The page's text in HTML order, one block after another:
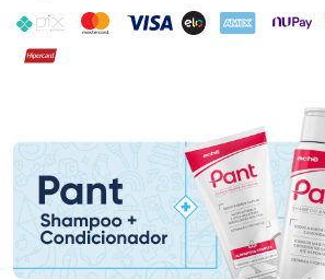
PIX MasterCard
VISA ELO AMEX NuPay
Hipercard
Promoção em Destaque